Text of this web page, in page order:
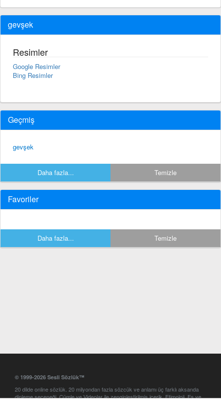
gevşek
Resimler
Google Resimler
Bing Resimler
Geçmiş
gevşek
Daha fazla... Temizle
Favoriler
Daha fazla... Temizle
© 1999-2026 Sesli Sözlük™
20 dilde online sözlük. 20 milyondan fazla sözcük ve anlamı üç farklı aksanda
dinleme seçeneği. Cümle ve Videolar ile zenginleştirilmiş içerik. Etimoloji, Eş ve